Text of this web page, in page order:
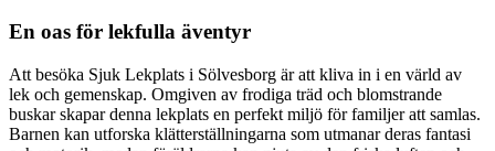
En oas för lekfulla äventyr
Att besöka Sjuk Lekplats i Sölvesborg är att kliva in i en värld av
lek och gemenskap. Omgiven av frodiga träd och blomstrande
buskar skapar denna lekplats en perfekt miljö för familjer att samlas.
Barnen kan utforska klätterställningarna som utmanar deras fantasi